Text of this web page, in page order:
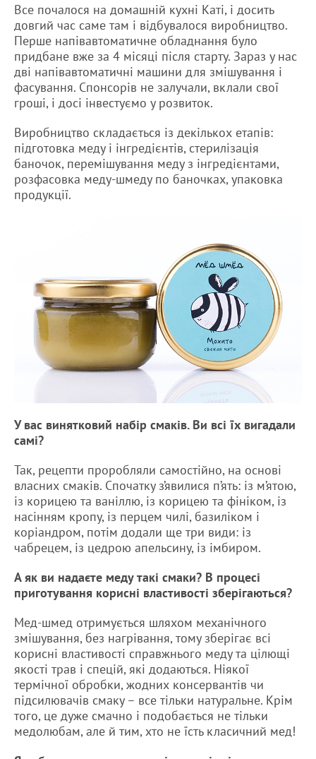
Все почалося на домашній кухні Каті, і досить
довгий час саме там і відбувалося виробництво.
Перше напівавтоматичне обладнання було
придбане вже за 4 місяці після старту. Зараз у нас
дві напівавтоматичні машини для змішування і
фасування. Спонсорів не залучали, вклали свої
гроші, і досі інвестуємо у розвиток.
Виробництво складається із декількох етапів:
підготовка меду і інгредієнтів, стерилізація
баночок, перемішування меду з інгредієнтами,
розфасовка меду-шмеду по баночках, упаковка
продукції.
У вас винятковий набір смаків. Ви всі їх вигадали
самі?
Так, рецепти проробляли самостійно, на основі
власних смаків. Спочатку з’явилися п’ять: із м’ятою,
із корицею та ваніллю, із корицею та фініком, із
насінням кропу, із перцем чилі, базиліком і
коріандром, потім додали ще три види: із
чабрецем, із цедрою апельсину, із імбиром.
А як ви надаєте меду такі смаки? В процесі
приготування корисні властивості зберігаються?
Мед-шмед отримується шляхом механічного
змішування, без нагрівання, тому зберігає всі
корисні властивості справжнього меду та цілющі
якості трав і спецій, які додаються. Ніякої
термічної обробки, жодних консервантів чи
підсилювачів смаку – все тільки натуральне. Крім
того, це дуже смачно і подобається не тільки
медолюбам, але й тим, хто не їсть класичний мед!